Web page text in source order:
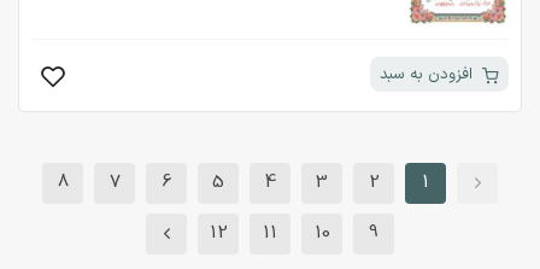
افزودن به سبد
1
2
3
4
5
6
7
8
9
10
11
12